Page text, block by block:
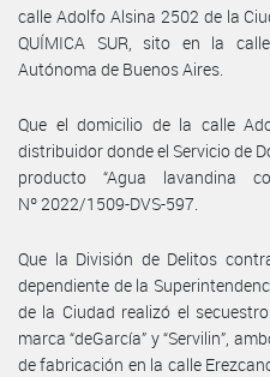
calle Adolfo Alsina 2502 de la
QUÍMICA SUR, sito en la
Autónoma de Buenos Aires.
Que el domicilio de la calle
distribuidor donde el Servicio de
producto “Agua lavandina
Nº 2022/1509-DVS-597.
Que la División de Delitos
dependiente de la
de la Ciudad realizó el
marca “deGarcía” y “Servilin”,
de fabricación en la calle